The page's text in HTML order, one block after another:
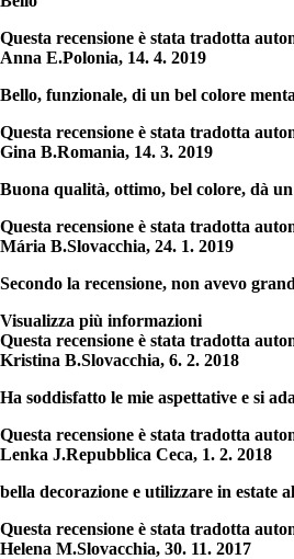
Questa recensione è stata tradotta
Anna E.Polonia, 14. 4. 2019
Bello, funzionale, di un bel colore
Questa recensione è stata tradotta
Gina B.Romania, 14. 3. 2019
Buona qualità, ottimo, bel colore, dà
Questa recensione è stata tradotta
Mária B.Slovacchia, 24. 1. 2019
Secondo la recensione, non avevo
Visualizza più informazioni
Questa recensione è stata tradotta
Kristina B.Slovacchia, 6. 2. 2018
Ha soddisfatto le mie aspettative e si
Questa recensione è stata tradotta
Lenka J.Repubblica Ceca, 1. 2. 2018
bella decorazione e utilizzare in estate
Questa recensione è stata tradotta
Helena M.Slovacchia, 30. 11. 2017